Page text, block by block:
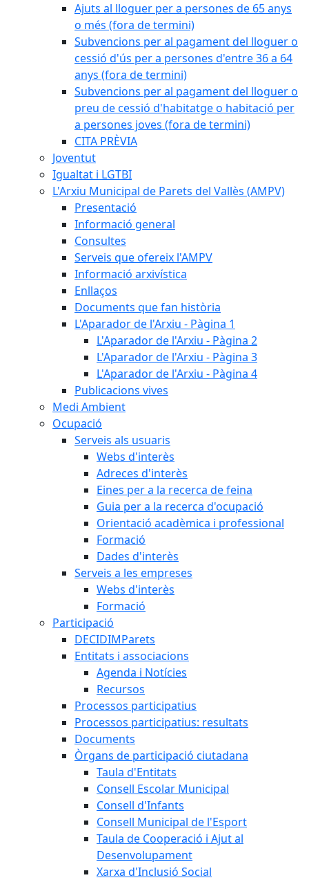
Ajuts al lloguer per a persones de 65 anys
o més (fora de termini)
Subvencions per al pagament del lloguer o
cessió d'ús per a persones d'entre 36 a 64
anys (fora de termini)
Subvencions per al pagament del lloguer o
preu de cessió d'habitatge o habitació per
a persones joves (fora de termini)
CITA PRÈVIA
Joventut
Igualtat i LGTBI
L'Arxiu Municipal de Parets del Vallès (AMPV)
Presentació
Informació general
Consultes
Serveis que ofereix l'AMPV
Informació arxivística
Enllaços
Documents que fan història
L'Aparador de l'Arxiu - Pàgina 1
L'Aparador de l'Arxiu - Pàgina 2
L'Aparador de l'Arxiu - Pàgina 3
L'Aparador de l'Arxiu - Pàgina 4
Publicacions vives
Medi Ambient
Ocupació
Serveis als usuaris
Webs d'interès
Adreces d'interès
Eines per a la recerca de feina
Guia per a la recerca d'ocupació
Orientació acadèmica i professional
Formació
Dades d'interès
Serveis a les empreses
Webs d'interès
Formació
Participació
DECIDIMParets
Entitats i associacions
Agenda i Notícies
Recursos
Processos participatius
Processos participatius: resultats
Documents
Òrgans de participació ciutadana
Taula d'Entitats
Consell Escolar Municipal
Consell d'Infants
Consell Municipal de l'Esport
Taula de Cooperació i Ajut al
Desenvolupament
Xarxa d'Inclusió Social